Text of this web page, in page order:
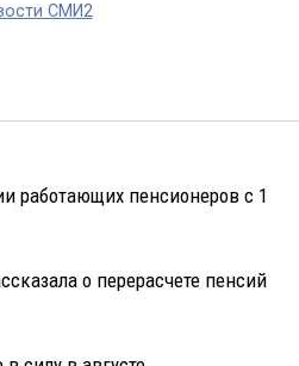
СМИ2
работающих пенсионеров с 1
о перерасчете пенсий